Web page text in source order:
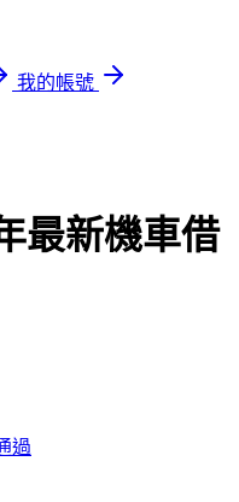
我的帳號
最新機車借
過